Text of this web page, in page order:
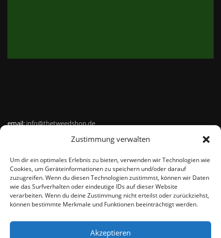
Zustimmung verwalten
Um dir ein optimales Erlebnis zu bieten, verwenden wir Technologien wie
Cookies, um Geräteinformationen zu speichern und/oder darauf
zuzugreifen. Wenn du diesen Technologien zustimmst, können wir Daten
wie das Surfverhalten oder eindeutige IDs auf dieser Website
verarbeiten. Wenn du deine Zustimmung nicht erteilst oder zurückziehst,
können bestimmte Merkmale und Funktionen beeinträchtigt werden.
Akzeptieren
email:info@thetweedshop.de
Kvk Nummer: 88959732
MWSnr: NL864836247B01